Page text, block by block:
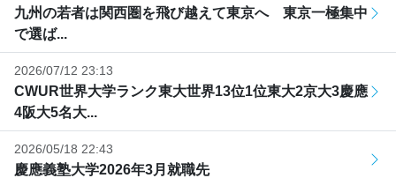
九州の若者は関西圏を飛び越えて東京へ 東京一極集中
で選ば...
2026/07/12 23:13
CWUR世界大学ランク東大世界13位1位東大2京大3慶應
4阪大5名大...
2026/05/18 22:43
慶應義塾大学2026年3月就職先